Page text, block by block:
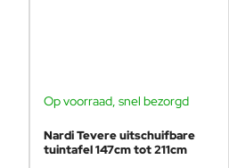
Op voorraad, snel bezorgd
Nardi Tevere uitschuifbare
tuintafel 147cm tot 211cm